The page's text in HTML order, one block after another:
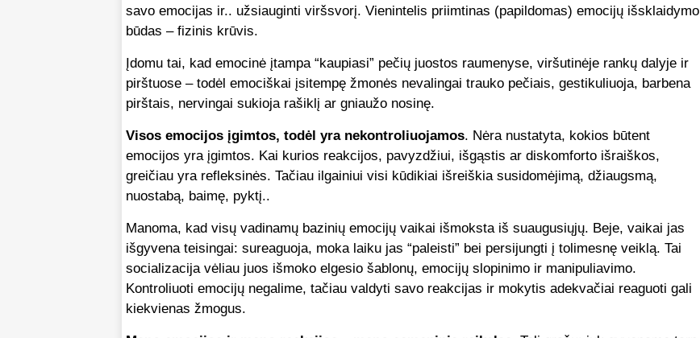
savo emocijas ir.. užsiauginti viršsvorį. Vienintelis priimtinas (papildomas) emocijų išsklaidymo
būdas – fizinis krūvis.
Įdomu tai, kad emocinė įtampa “kaupiasi” pečių juostos raumenyse, viršutinėje rankų dalyje ir
pirštuose – todėl emociškai įsitempę žmonės nevalingai trauko pečiais, gestikuliuoja, barbena
pirštais, nervingai sukioja rašiklį ar gniaužo nosinę.
Visos emocijos įgimtos, todėl yra nekontroliuojamos. Nėra nustatyta, kokios būtent
emocijos yra įgimtos. Kai kurios reakcijos, pavyzdžiui, išgąstis ar diskomforto išraiškos,
greičiau yra refleksinės. Tačiau ilgainiui visi kūdikiai išreiškia susidomėjimą, džiaugsmą,
nuostabą, baimę, pyktį..
Manoma, kad visų vadinamų bazinių emocijų vaikai išmoksta iš suaugusiųjų. Beje, vaikai jas
išgyvena teisingai: sureaguoja, moka laiku jas “paleisti” bei persijungti į tolimesnę veiklą. Tai
socializacija vėliau juos išmoko elgesio šablonų, emocijų slopinimo ir manipuliavimo.
Kontroliuoti emocijų negalime, tačiau valdyti savo reakcijas ir mokytis adekvačiai reaguoti gali
kiekvienas žmogus.